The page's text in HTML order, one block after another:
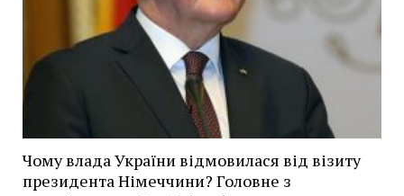
Чому влада України відмовилася від візиту
президента Німеччини? Головне з